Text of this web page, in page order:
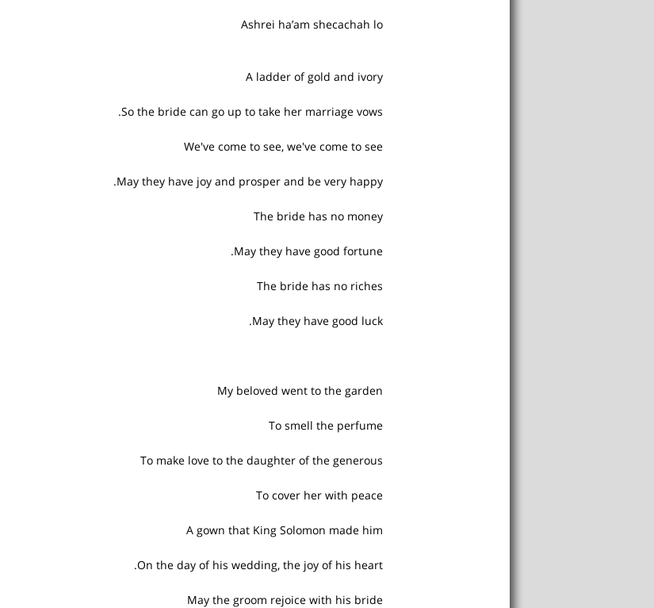
Ashrei ha’am shecachah lo
A ladder of gold and ivory
So the bride can go up to take her marriage vows.
We've come to see, we've come to see
May they have joy and prosper and be very happy.
The bride has no money
May they have good fortune.
The bride has no riches
May they have good luck.
My beloved went to the garden
To smell the perfume
To make love to the daughter of the generous
To cover her with peace
A gown that King Solomon made him
On the day of his wedding, the joy of his heart.
May the groom rejoice with his bride